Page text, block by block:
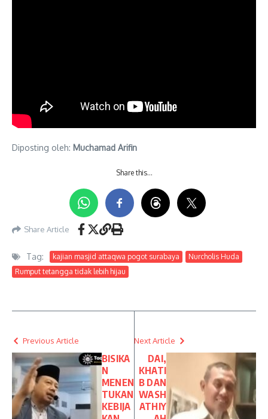
Diposting oleh: Muchamad Arifin
Share this…
Share Article
Tag: kajian masjid attaqwa pogot surabaya
Nurcholis Huda
Rumput tetangga tidak lebih hijau
Previous Article
BISIKA
N
MENEN
TUKAN
KEBIJA
Next Article
DAI,
KHATI
B DAN
WASH
ATHIY